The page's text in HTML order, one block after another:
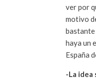
ver por
motivo
bastante
haya un
España
-La